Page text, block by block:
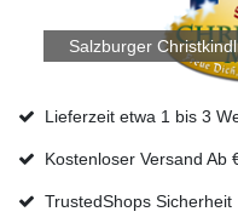
Salzburger
Lieferzeit etwa 1 bis 3
Kostenloser Versand Ab
TrustedShops Sicherheit